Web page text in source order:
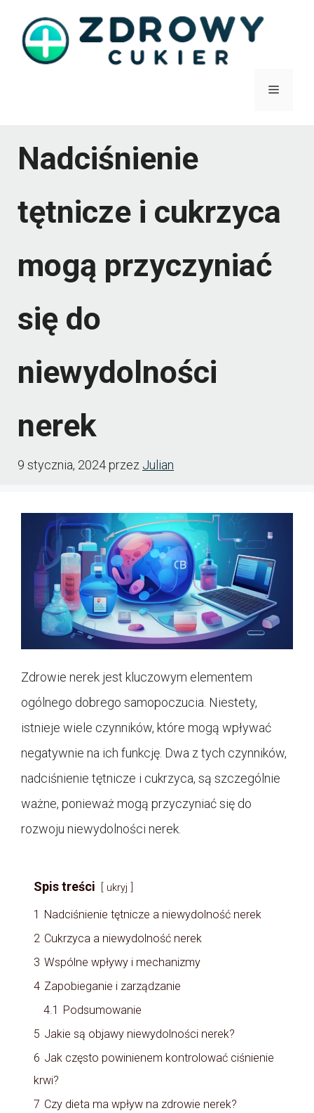
treści
Menu
Nadciśnienie
tętnicze i cukrzyca
mogą przyczyniać
się do
niewydolności
nerek
9 stycznia, 2024przez Julian
Zdrowie nerek jest kluczowym elementem
ogólnego dobrego samopoczucia. Niestety,
istnieje wiele czynników, które mogą wpływać
negatywnie na ich funkcję. Dwa z tych czynników,
nadciśnienie tętnicze i cukrzyca, są szczególnie
ważne, ponieważ mogą przyczyniać się do
rozwoju niewydolności nerek.
Spis treści ukryj
1 Nadciśnienie tętnicze a niewydolność nerek
2 Cukrzyca a niewydolność nerek
3 Wspólne wpływy i mechanizmy
4 Zapobieganie i zarządzanie
4.1 Podsumowanie
5 Jakie są objawy niewydolności nerek?
6 Jak często powinienem kontrolować ciśnienie
krwi?
7 Czy dieta ma wpływ na zdrowie nerek?